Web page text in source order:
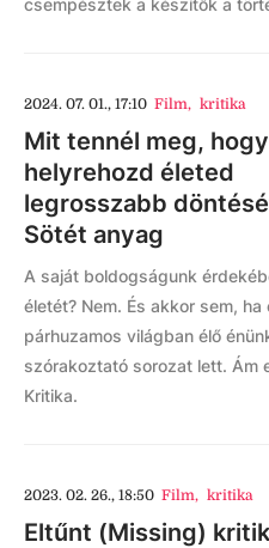
csempésztek a készítők a
2024. 07. 01., 17:10 Film, kritika
Mit tennél meg, hogy
helyrehozd életed
legrosszabb
Sötét anyag
A saját boldogságunk
életét? Nem. És akkor sem,
párhuzamos világban élő
szórakoztató sorozat lett. Ám
Kritika.
2023. 02. 26., 18:50 Film, kritika
Eltűnt (Missing)